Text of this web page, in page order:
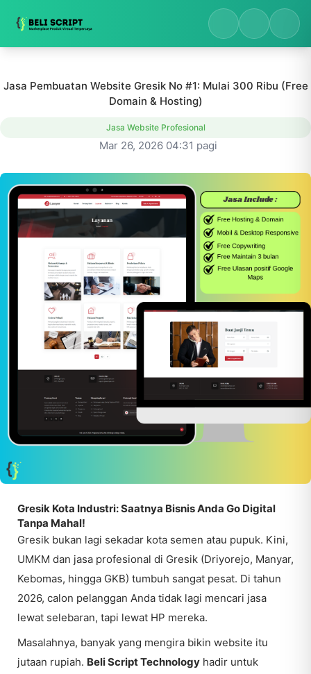
Jasa Pembuatan Website Gresik No #1: Mulai 300 Ribu (Free
Domain & Hosting)
Jasa Website Profesional
Mar 26, 2026 04:31 pagi
Gresik Kota Industri: Saatnya Bisnis Anda Go Digital
Tanpa Mahal!
Gresik bukan lagi sekadar kota semen atau pupuk. Kini,
UMKM dan jasa profesional di Gresik (Driyorejo, Manyar,
Kebomas, hingga GKB) tumbuh sangat pesat. Di tahun
2026, calon pelanggan Anda tidak lagi mencari jasa
lewat selebaran, tapi lewat HP mereka.
Masalahnya, banyak yang mengira bikin website itu
jutaan rupiah. Beli Script Technology hadir untuk